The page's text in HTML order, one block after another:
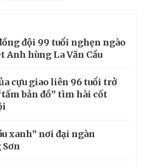
đội 99 tuổi nghẹn ngào
Anh hùng La Văn Cầu
cựu giao liên 96 tuổi trở
bản đồ” tìm hài cốt
xanh” nơi đại ngàn